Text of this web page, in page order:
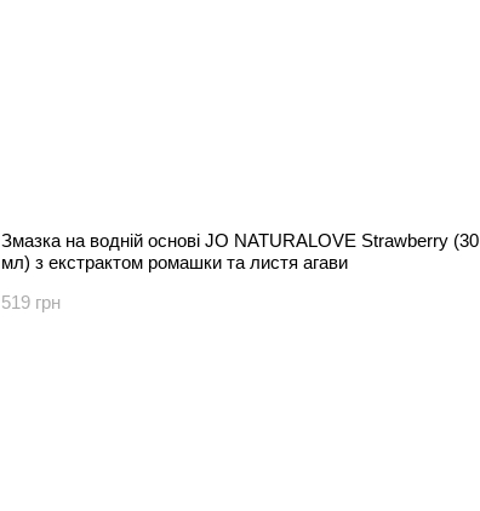
Змазка на водній основі JO NATURALOVE Strawberry (30
мл) з екстрактом ромашки та листя агави
519 грн